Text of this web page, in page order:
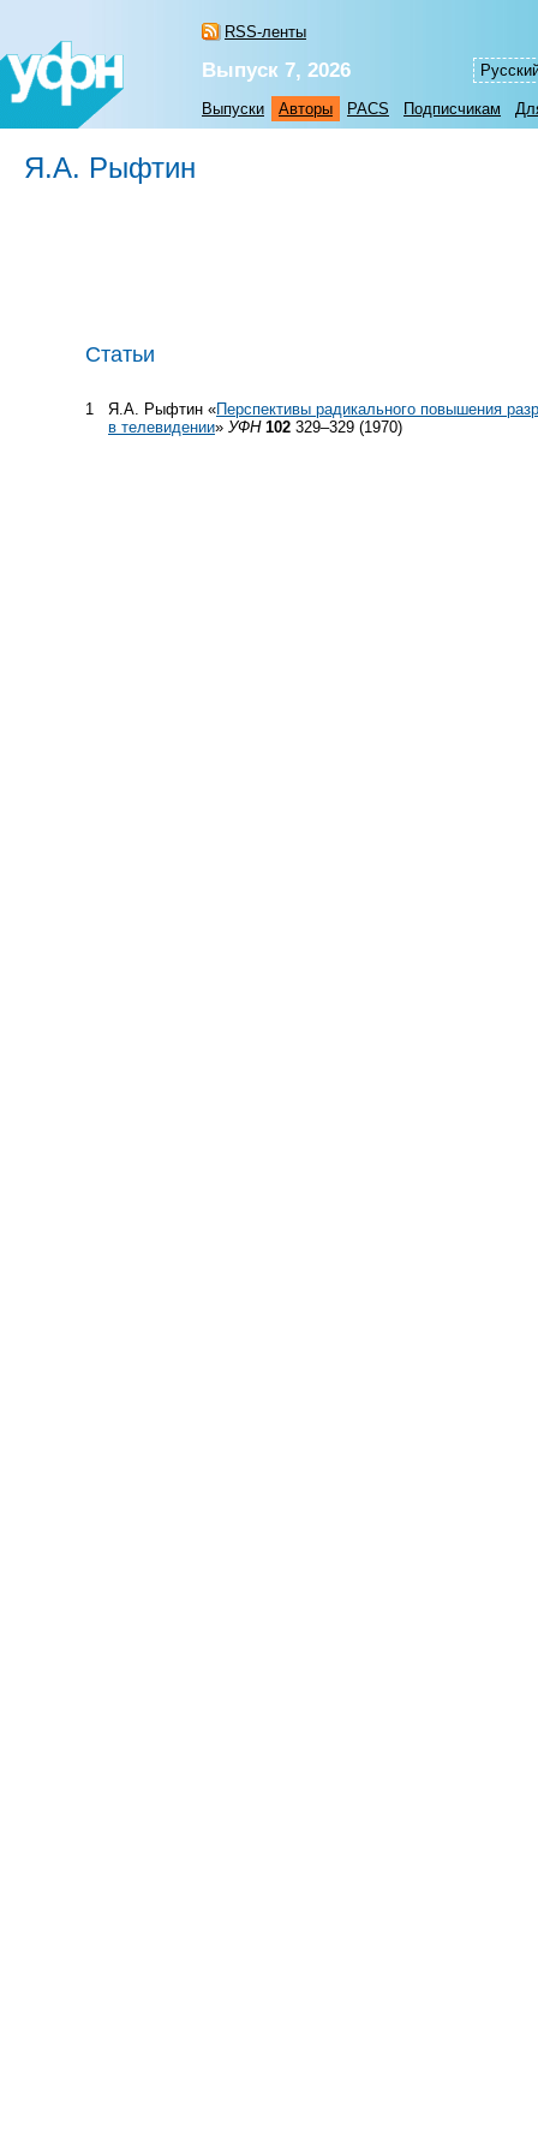
RSS-ленты
Выпуск 7, 2026
Выпуски Авторы PACS Подписчикам
Я.А. Рыфтин
Статьи
1 Я.А. Рыфтин «Перспективы радикального повышения
в телевидении» УФН 102 329–329 (1970)